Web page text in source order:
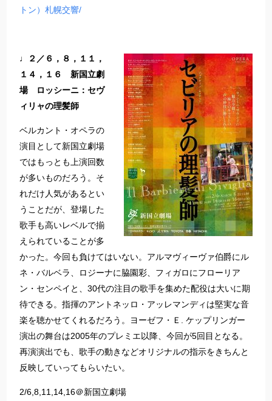
トン）札幌交響/
♩２／６，８，１１，
１４，１６ 新国立劇
場 ロッシーニ：セヴ
ィリャの理髪師
ベルカント・オペラの
演目として新国立劇場
ではもっとも上演回数
が多いものだろう。そ
れだけ人気があるとい
うことだが、登場した
歌手も高いレベルで揃
えられていることが多
かった。今回も負けてはいない。アルマヴィーヴァ伯爵にル
ネ・バルベラ、ロジーナに脇園彩、フィガロにフローリア
ン・センペイと、30代の注目の歌手を集めた配役は大いに期
待できる。指揮のアントネッロ・アッレマンディは堅実な音
楽を聴かせてくれるだろう。ヨーゼフ・Ｅ. ケップリンガー
演出の舞台は2005年のプレミエ以降、今回が5回目となる。
再演演出でも、歌手の動きなどオリジナルの指示をきちんと
反映していってもらいたい。
2/6,8,11,14,16＠新国立劇場